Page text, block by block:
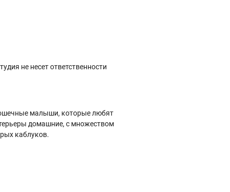
не несет ответственности
малыши, которые любят
домашние, с множеством
каблуков.